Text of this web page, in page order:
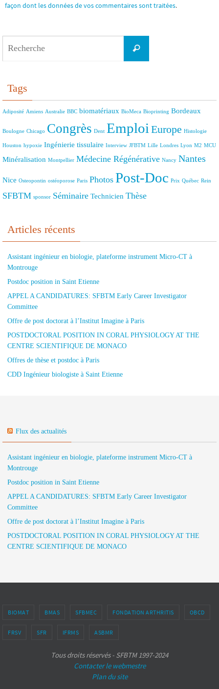
façon dont les données de vos commentaires sont traitées.
Recherche
Tags
Adiposité Amiens Australie BBC biomatériaux BioMeca Bioprinting Bordeaux
Boulogne Chicago Congrès Dent Emploi Europe Histologie
Houston hypoxie Ingénierie tissulaire Interview JFBTM Lille Londres Lyon M2 MCU
Minéralisation Montpellier Médecine Régénérative Nancy Nantes
Nice Osteopontin ostéoporose Paris Photos Post-Doc Prix Québec Rein
SFBTM sponsor Séminaire Technicien Thèse
Articles récents
Assistant ingénieur en biologie, plateforme instrument Micro-CT à
Montrouge
Postdoc position in Saint Etienne
APPEL A CANDIDATURES: SFBTM Early Career Investigator
Committee
Offre de post doctorat à l’Institut Imagine à Paris
POSTDOCTORAL POSITION IN CORAL PHYSIOLOGY AT THE
CENTRE SCIENTIFIQUE DE MONACO
Offres de thèse et postdoc à Paris
CDD Ingénieur biologiste à Saint Etienne
Flux des actualités
Assistant ingénieur en biologie, plateforme instrument Micro-CT à
Montrouge
Postdoc position in Saint Etienne
APPEL A CANDIDATURES: SFBTM Early Career Investigator
Committee
Offre de post doctorat à l’Institut Imagine à Paris
POSTDOCTORAL POSITION IN CORAL PHYSIOLOGY AT THE
CENTRE SCIENTIFIQUE DE MONACO
BIOMAT BMAS SFBMEC FONDATION ARTHRITIS OBCD
FRSV SFR IFRMS ASBMR
Tous droits réservés - SFBTM 1997-2024
Contacter le webmestre
Plan du site